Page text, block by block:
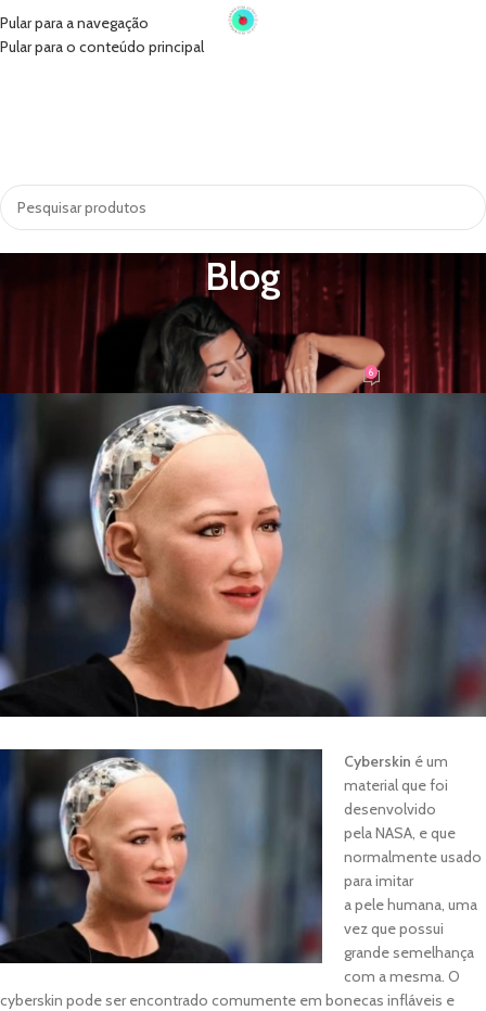
Pular para a navegação
Pular para o conteúdo principal
Blog
MAIS POSTS
Como cuidar da sua cyberskin
rebeccaAtivado 14 de abril de 2020 6
Cyberskin é um
material que foi
desenvolvido
pela NASA, e que
normalmente usado
para imitar
a pele humana, uma
vez que possui
grande semelhança
com a mesma. O
cyberskin pode ser encontrado comumente em bonecas infláveis e